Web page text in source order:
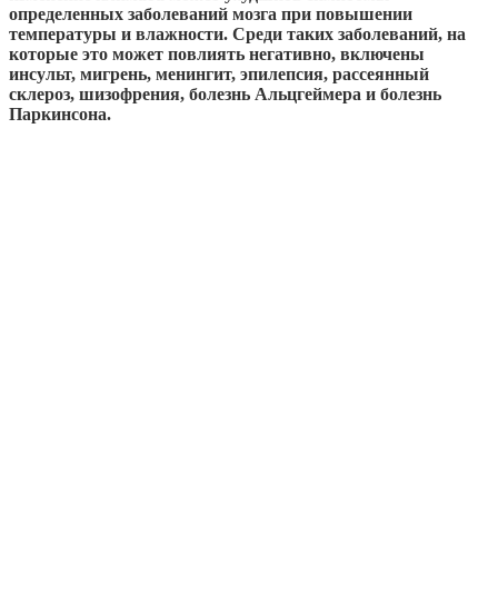
определенных заболеваний мозга при повышении
температуры и влажности. Среди таких заболеваний, на
которые это может повлиять негативно, включены
инсульт, мигрень, менингит, эпилепсия, рассеянный
склероз, шизофрения, болезнь Альцгеймера и болезнь
Паркинсона.